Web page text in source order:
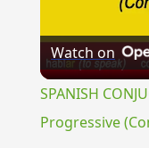
Watch on
SPANISH
Progressive